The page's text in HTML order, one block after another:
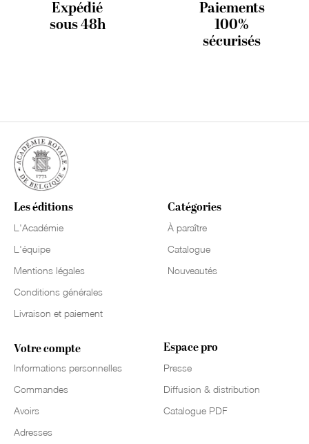
Expédié
sous 48h
Paiements
100%
sécurisés
Les éditions
L'Académie
L'équipe
Mentions légales
Conditions générales
Livraison et paiement
Catégories
À paraître
Catalogue
Nouveautés
Votre compte
Informations personnelles
Commandes
Avoirs
Adresses
Espace pro
Presse
Diffusion & distribution
Catalogue PDF